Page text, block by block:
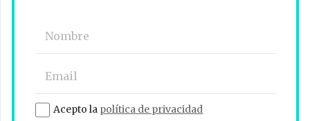
Acepto la política de privacidad